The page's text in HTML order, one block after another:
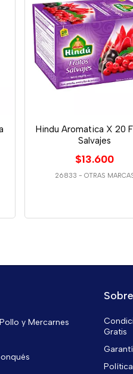
Hindu Aromatica X 20
Salvajes
$13.600
26833 - OTRAS
y Mercarnes
Gratis